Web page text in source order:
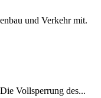
und Verkehr mit.
Vollsperrung des...